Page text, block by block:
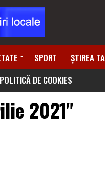
SPORT ȘTIREA TA
DE COOKIES
2021"